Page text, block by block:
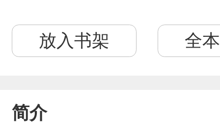
放入书架 全
简介